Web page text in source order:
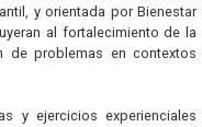
y orientada por Bienestar
al fortalecimiento de la
de problemas en contextos
y ejercicios experienciales